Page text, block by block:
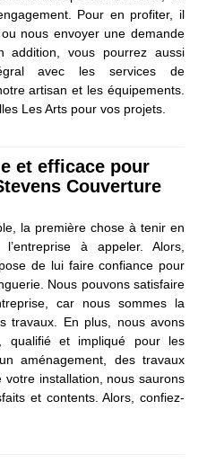
Pour en profiter, il
nous envoyer une demande
addition, vous pourrez aussi
avec les services de
artisan et les équipements.
Les Arts pour vos projets.
et efficace pour
Couverture
la première chose à tenir en
à appeler. Alors,
de lui faire confiance pour
Nous pouvons satisfaire
car nous sommes la
travaux. En plus, nous avons
qualifié et impliqué pour les
aménagement, des travaux
votre installation, nous saurons
et contents. Alors, confiez-